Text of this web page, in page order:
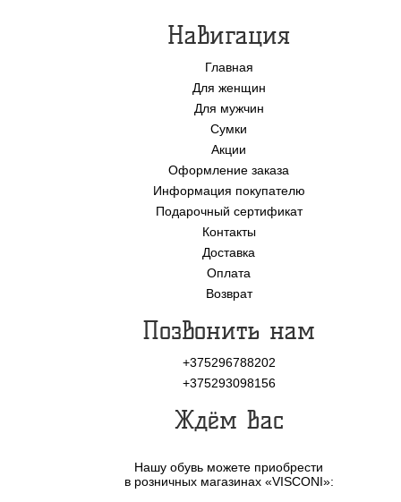
Навигация
Главная
Для женщин
Для мужчин
Сумки
Акции
Оформление заказа
Информация покупателю
Подарочный сертификат
Контакты
Доставка
Оплата
Возврат
Позвонить нам
+375296788202
+375293098156
Ждём Вас
Нашу обувь можете приобрести
в розничных магазинах «VISCONI»: